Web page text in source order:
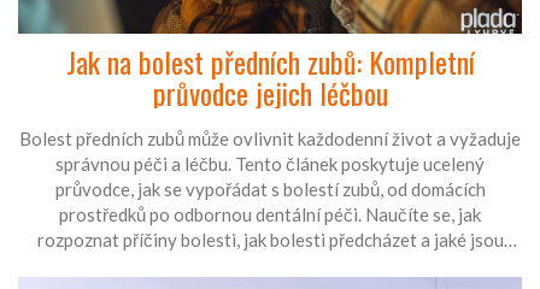
Jak na bolest předních zubů: Kompletní
průvodce jejich léčbou
Bolest předních zubů může ovlivnit každodenní život a vyžaduje
správnou péči a léčbu. Tento článek poskytuje ucelený
průvodce, jak se vypořádat s bolestí zubů, od domácích
prostředků po odbornou dentální péči. Naučíte se, jak
rozpoznat příčiny bolesti, jak bolesti předcházet a jaké jsou